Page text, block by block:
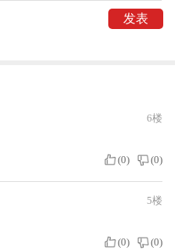
6楼
(0) (0)
5楼
(0) (0)